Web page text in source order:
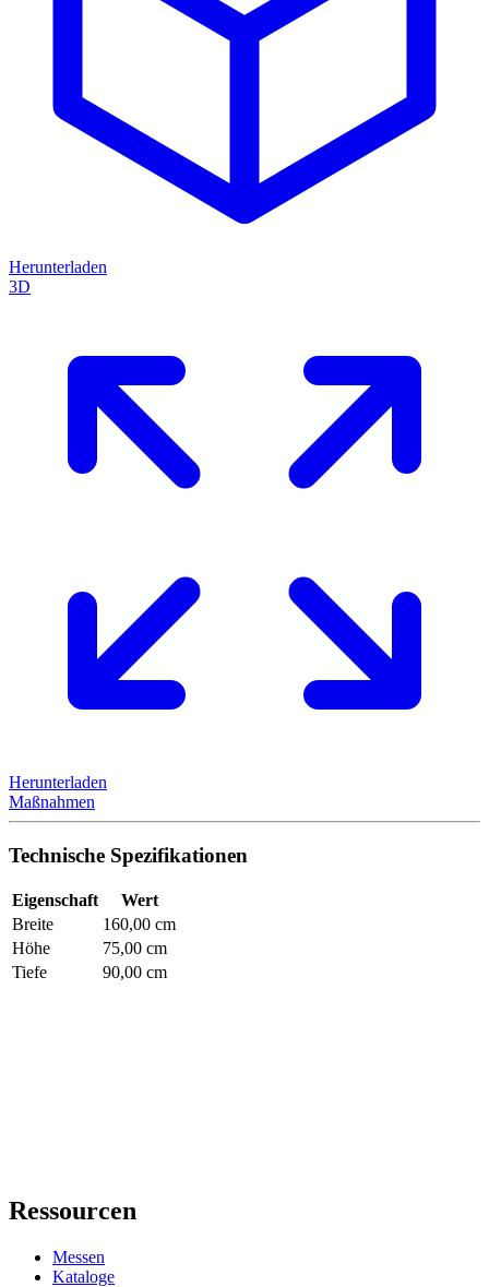
Herunterladen
3D
Herunterladen
Maßnahmen
Technische Spezifikationen
Eigenschaft
Wert
Breite
160,00 cm
Höhe
75,00 cm
Tiefe
90,00 cm
Ressourcen
Messen
Kataloge